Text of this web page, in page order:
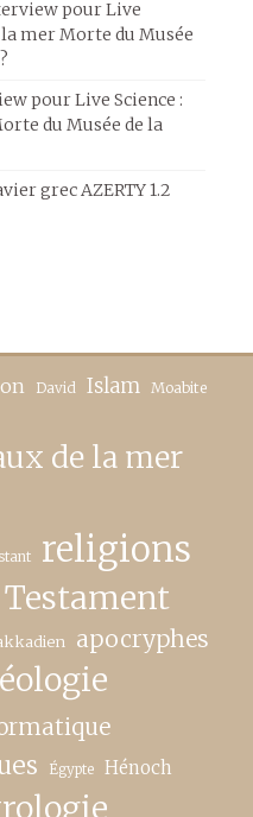
pour Live
mer Morte du Musée
pour Live Science :
du Musée de la
grec AZERTY 1.2
David Islam Moabite
de la mer
religions
apocryphes
Égypte Hénoch